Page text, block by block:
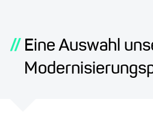
// Eine Auswahl